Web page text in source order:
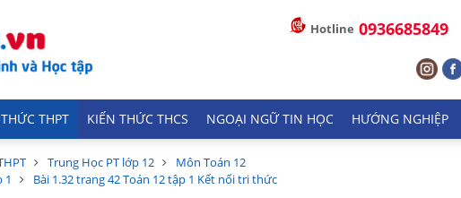
Hotline 0936685849
THPT KIẾN THỨC THCS NGOẠI NGỮ TIN HỌC HƯỚNG NGHIỆP
Trung Học PT lớp 12
Môn Toán 12
1
Bài 1.32 trang 42 Toán 12 tập 1 Kết nối tri thức